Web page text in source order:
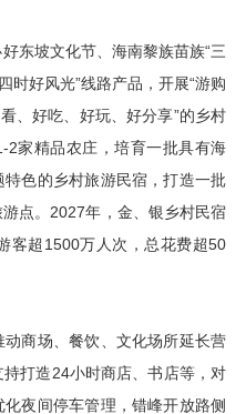
好东坡文化节、海南黎族苗族“三
时好风光”线路产品，开展“游购
、好吃、好玩、好分享”的乡村
2家精品农庄，培育一批具有海
色的乡村旅游民宿，打造一批
点。2027年，金、银乡村民宿
客超1500万人次，总花费超50
动商场、餐饮、文化场所延长营
打造24小时商店、书店等，对
夜间停车管理，错峰开放路侧